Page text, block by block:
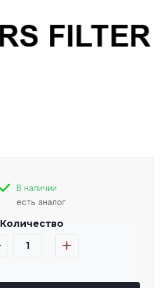
В наличии
есть аналог
Количество